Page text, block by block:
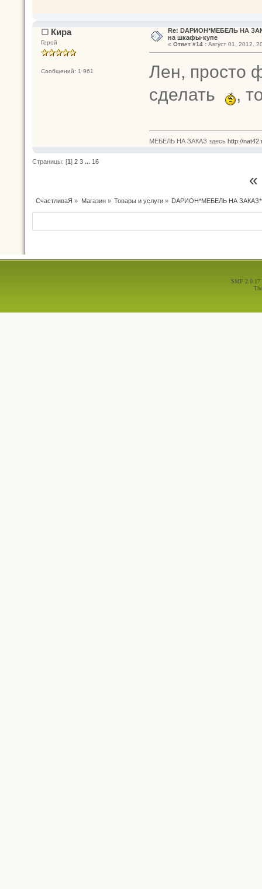
Кира
Герой
Сообщений: 1 961
Re: DАРИОН*МЕБЕЛЬ НА
на шкафы-купе
« Ответ #14 :Август 01, 2012,
Лен, просто
сделать
,
МЕБЕЛЬ НА ЗАКАЗ здесь http://
Страницы: [1] 2 3 ... 16
СчастливаЯ » Магазин» Товары и услуги» DАРИОН*МЕБЕЛЬ НА
SMF 2.0.17